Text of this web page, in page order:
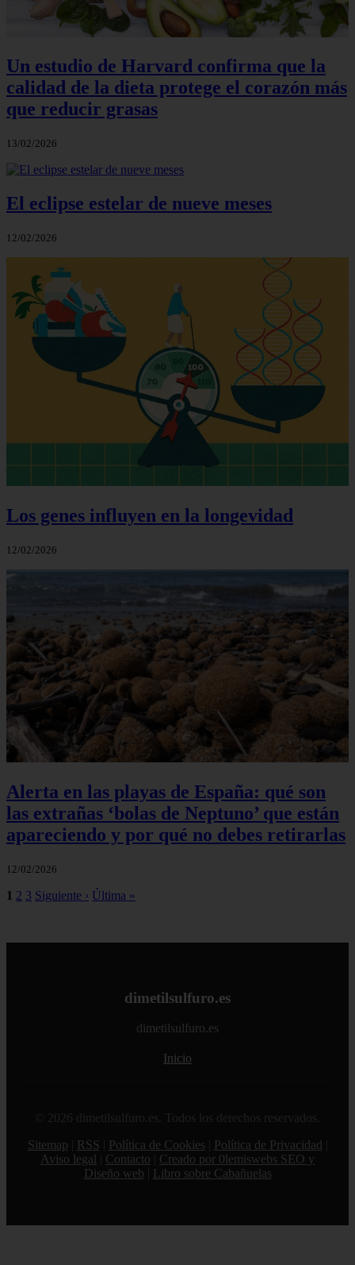
Un estudio de Harvard confirma que la
calidad de la dieta protege el corazón más
que reducir grasas
13/02/2026
El eclipse estelar de nueve meses
12/02/2026
Los genes influyen en la longevidad
12/02/2026
Alerta en las playas de España: qué son
las extrañas ‘bolas de Neptuno’ que están
apareciendo y por qué no debes retirarlas
12/02/2026
1 2 3 Siguiente › Última »
dimetilsulfuro.es
dimetilsulfuro.es
Inicio
© 2026 dimetilsulfuro.es. Todos los derechos reservados.
Sitemap
RSS Política de Cookies Política de Privacidad
Aviso legal
Contacto
Creado por 0lemiswebs SEO y
Diseño web
Libro sobre Cabañuelas